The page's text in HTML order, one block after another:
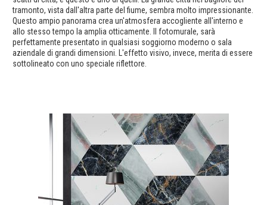
tramonto, vista dall'altra parte del fiume, sembra molto impressionante.
Questo ampio panorama crea un'atmosfera accogliente all'interno e
allo stesso tempo la amplia otticamente. Il fotomurale, sarà
perfettamente presentato in qualsiasi soggiorno moderno o sala
aziendale di grandi dimensioni. L'effetto visivo, invece, merita di essere
sottolineato con uno speciale riflettore.